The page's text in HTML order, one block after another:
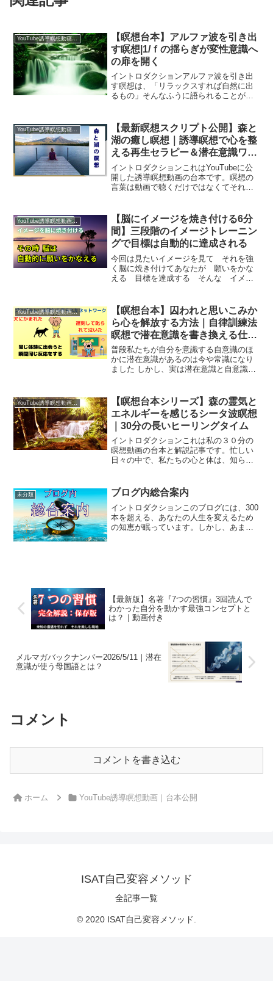
YouTube誘導瞑想動画｜台本公開
【瞑想台本】アルファ波を引き出
す瞑想|1/ｆの揺らぎが変性意識へ
の扉を開く
イントロダクションアルファ波を引き出
す瞑想は、「リラックスすれば自然に出
るもの」そんなふうに語られることが多
質”と“扱い方”**があります。私は、アルフ
ァ波バイオフィ...
YouTube誘導瞑想動画｜台本公開
【最新瞑想スクリプト公開】森と
湖の癒し瞑想｜誘導瞑想で心を整
える再生セラピー＆潜在意識ワー
ク
イントロダクションこれはYouTubeに公
開した誘導瞑想動画の台本です。瞑想の
言葉は動画で聴くだけではなくてそれを
瞑想状態に入ります私は数年にわたる個
別セッションでも ...
YouTube誘導瞑想動画｜台本公開
【脳にイメージを焼き付ける6分
間】三段階のイメージトレーニン
グで目標は自動的に達成される
今回は見たいイメージを見て それを強
く脳に焼き付けてあなたが 願いをかな
える 目標を達成する そんな イメー
なたは 明確な目標をもっていますか？
もし目標を持っているので...
YouTube誘導瞑想動画｜台本公開
【瞑想台本】囚われと思いこみか
ら心を解放する方法｜自律訓練法
瞑想で潜在意識を書き換える仕組
み
普段私たちが自分を意識する自意識のほ
かに潜在意識があるのは今や常識になり
ました しかし、実は潜在意識と自意識の
く言われる＜潜在意識の書き換え＞とい
うのはこのプログラム...
YouTube誘導瞑想動画｜台本公開
【瞑想台本シリーズ】森の霊気と
エネルギーを感じるシータ波瞑想
｜30分の長いヒーリングタイム
イントロダクションこれは私の３０分の
瞑想動画の台本と解説記事です。忙しい
日々の中で、私たちの心と体は、知らな
続け、反応し続けるうちに、深く息をす
ることさえ忘れてしまう。...
未分類 ブログ内総合案内
イントロダクションこのブログには、300
本を超える、あなたの人生を変えるため
の知恵が眠っています。しかし、あまり
【最新版】名著『7つの習慣』3回読んで
わかった自分を動かす最強コンセプトと
は？｜動画付き
メルマガバックナンバー2026/5/11｜潜在
意識が使う母国語とは？
コメント
コメントを書き込む
ホーム YouTube誘導瞑想動画｜台本公開
ISAT自己変容メソッド
全記事一覧
© 2020 ISAT自己変容メソッド.